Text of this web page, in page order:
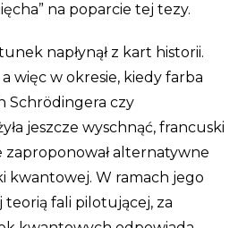
na poparcie tej tezy.
napłynął z kart historii.
więc w okresie, kiedy farba
Schrödingera czy
jeszcze wyschnąć, francuski
zaproponował alternatywne
kwantowej. W ramach jego
teorią fali pilotującej, za